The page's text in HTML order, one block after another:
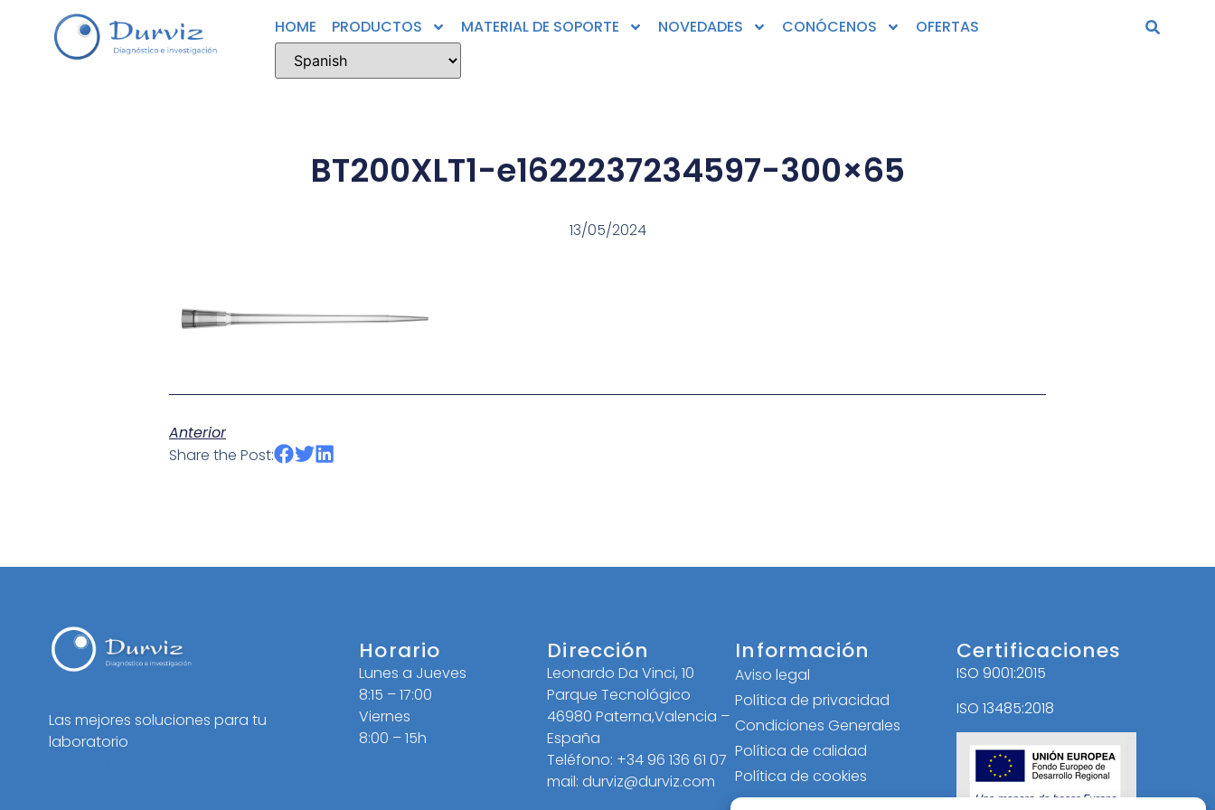
HOME PRODUCTOS MATERIAL DE SOPORTE NOVEDADES CONÓCENOS OFERTAS
BT200XLT1-e1622237234597-300×65
13/05/2024
Anterior
Share the Post:
Las mejores soluciones para tu
laboratorio
Horario
Lunes a Jueves
8:15 – 17:00
Viernes
8:00 – 15h
Dirección
Leonardo Da Vinci, 10
Parque Tecnológico
46980 Paterna,Valencia –
España
Teléfono: +34 96 136 61 07
mail: durviz@durviz.com
Información
Aviso legal
Política de privacidad
Condiciones Generales
Política de calidad
Política de cookies
Certificaciones
ISO 9001:2015
ISO 13485:2018